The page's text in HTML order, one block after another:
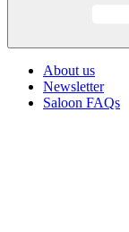
About us
Newsletter
Saloon FAQs